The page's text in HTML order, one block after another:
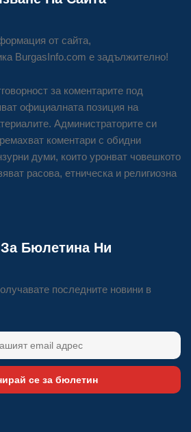
от сайта,
BurgasInfo.com е задължително!
за коментарите под
официалната позиция на
Администраторите си
коментари с обидни
думи, които уронват човешкото
расова, етническа и религиозна
Бюлетина Ни
последните новини в
се за бюлетин